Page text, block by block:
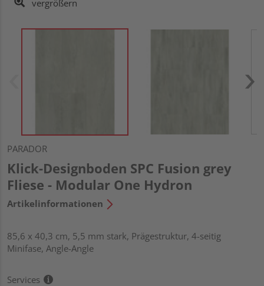
vergrößern
PARADOR
Klick-Designboden SPC Fusion grey
Fliese - Modular One Hydron
Artikelinformationen
85,6 x 40,3 cm, 5,5 mm stark, Prägestruktur, 4-seitig
Minifase, Angle-Angle
Services